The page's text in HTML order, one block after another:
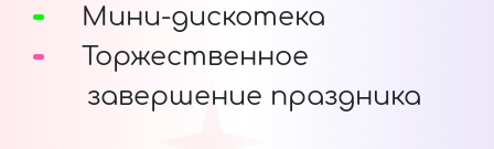
Мини-дискотека
Торжественное
завершение праздника